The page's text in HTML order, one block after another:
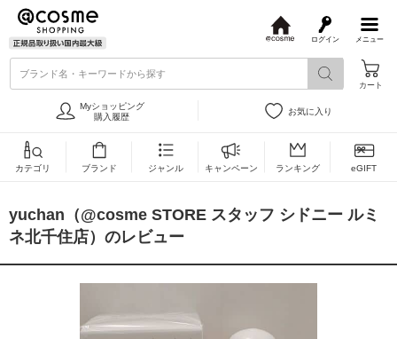
メニュー
ログイン
s
ブランド名・キーワードから探す
カート
Myショッピング
購入履歴
お気に入り
カテゴリ ブランド ジャンル キャンペーン ランキング eGIFT
yuchan（@cosme STORE スタッフ シドニー ルミ
ネ北千住店）のレビュー